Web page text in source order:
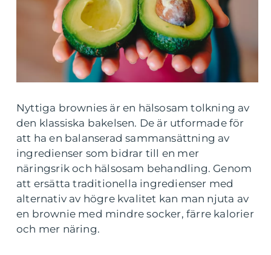
Nyttiga brownies är en hälsosam tolkning av
den klassiska bakelsen. De är utformade för
att ha en balanserad sammansättning av
ingredienser som bidrar till en mer
näringsrik och hälsosam behandling. Genom
att ersätta traditionella ingredienser med
alternativ av högre kvalitet kan man njuta av
en brownie med mindre socker, färre kalorier
och mer näring.